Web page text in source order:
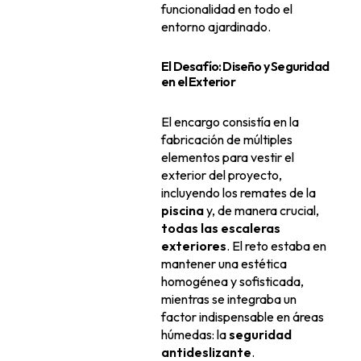
funcionalidad en todo el
entorno ajardinado.
El Desafío: Diseño y Seguridad
en el Exterior
El encargo consistía en la
fabricación de múltiples
elementos para vestir el
exterior del proyecto,
incluyendo los remates de la
piscinay, de manera crucial,
todas las escaleras
exteriores. El reto estaba en
mantener una estética
homogénea y sofisticada,
mientras se integraba un
factor indispensable en áreas
húmedas: laseguridad
antideslizante.